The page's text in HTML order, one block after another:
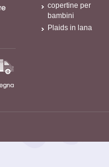
copertine per
bambini
Plaids in lana